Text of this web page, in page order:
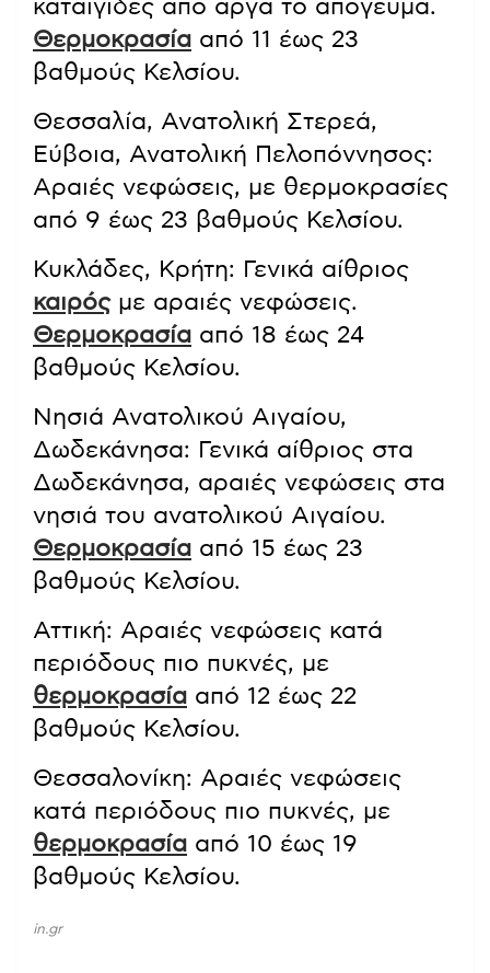
καταιγίδες από αργά το απόγευμα.
Θερμοκρασία από 11 έως 23
βαθμούς Κελσίου.
Θεσσαλία, Ανατολική Στερεά,
Εύβοια, Ανατολική Πελοπόννησος:
Αραιές νεφώσεις, με θερμοκρασίες
από 9 έως 23 βαθμούς Κελσίου.
Κυκλάδες, Κρήτη: Γενικά αίθριος
καιρόςμε αραιές νεφώσεις.
Θερμοκρασία από 18 έως 24
βαθμούς Κελσίου.
Νησιά Ανατολικού Αιγαίου,
Δωδεκάνησα: Γενικά αίθριος στα
Δωδεκάνησα, αραιές νεφώσεις στα
νησιά του ανατολικού Αιγαίου.
Θερμοκρασία από 15 έως 23
βαθμούς Κελσίου.
Αττική: Αραιές νεφώσεις κατά
περιόδους πιο πυκνές, με
θερμοκρασία από 12 έως 22
βαθμούς Κελσίου.
Θεσσαλονίκη: Αραιές νεφώσεις
κατά περιόδους πιο πυκνές, με
θερμοκρασία από 10 έως 19
βαθμούς Κελσίου.
in.gr